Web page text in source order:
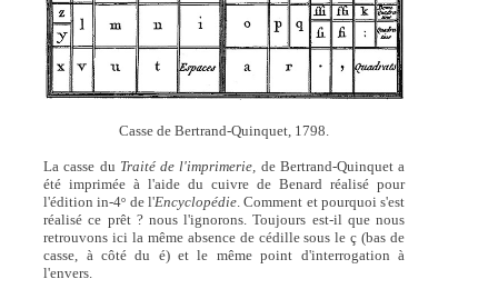
Casse de Bertrand-Quinquet, 1798.
La casse du Traité de l'imprimerie, de Bertrand-Quinquet a
été imprimée à l'aide du cuivre de Benard réalisé pour
l'édition in-4o de l'Encyclopédie. Comment et pourquoi s'est
réalisé ce prêt ? nous l'ignorons. Toujours est-il que nous
retrouvons ici la même absence de cédille sous le ç (bas de
casse, à côté du é) et le même point d'interrogation à
l'envers.